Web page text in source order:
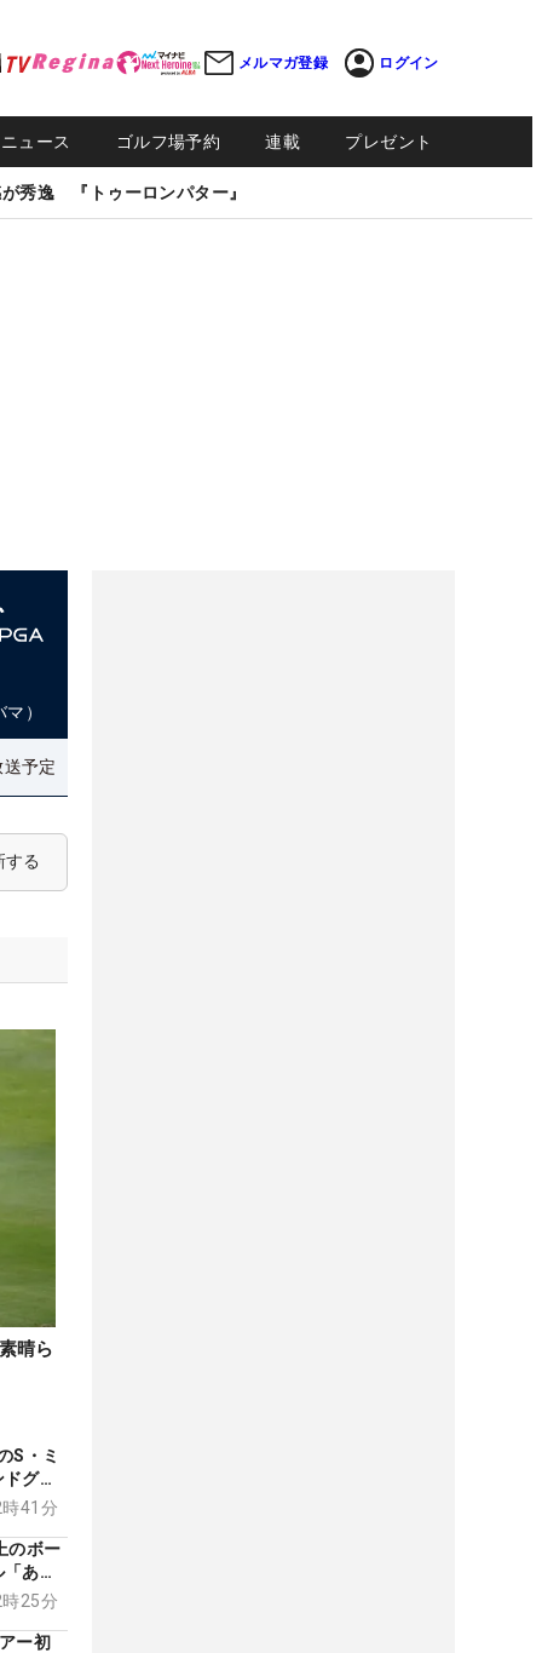
メルマガ登録 ログイン
ュース ゴルフ場予約 連載 プレゼント
秀逸 『トゥーロンパター』
）
予定
する
晴ら
S・ミ
グリ
41分
のボー
あの
きま25分
ー初